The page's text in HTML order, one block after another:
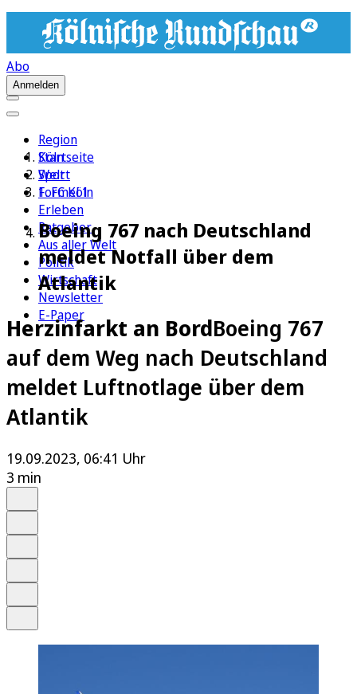
Abo
Anmelden
Region
Köln
Sport
1. FC Köln
Erleben
Ratgeber
Aus aller Welt
Politik
Wirtschaft
Newsletter
E-Paper
Startseite
Welt
Formel 1
Boeing 767 nach Deutschland
meldet Notfall über dem
Atlantik
Herzinfarkt an BordBoeing 767
auf dem Weg nach Deutschland
meldet Luftnotlage über dem
Atlantik
19.09.2023, 06:41 Uhr
3 min